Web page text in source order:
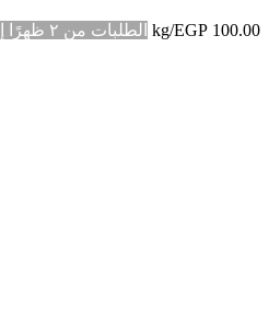
EGP 100.00
/kg الطلبات من ٢ ظهرًا إلى 1:30 صباحًا